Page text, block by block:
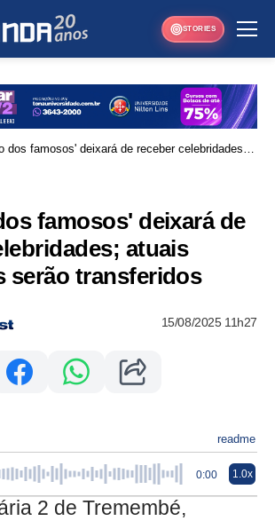
STORIES
dos famosos' deixará de receber celebridades;
famosos' deixará de
atuais
serão transferidos
15/08/2025 11h27
readme
0:00 1.0x
2 de Tremembé,